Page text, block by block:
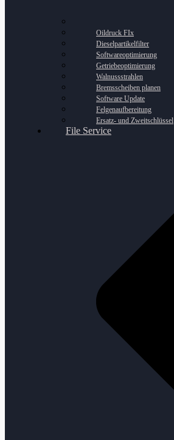
Oildruck FIx
Dieselpartikelfilter
Softwareoptimierung
Getriebeoptimierung
Walnussstrahlen
Bremsscheiben planen
Software Update
Felgenaufbereitung
Ersatz- und Zweitschlüssel
File Service